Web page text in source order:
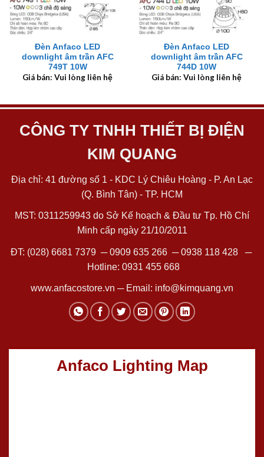
Đèn Anfaco LED
downlight âm trần AFC
749T 10W
Giá bán: Vui lòng liên hệ
Đèn Anfaco LED
downlight âm trần AFC
744D 10W
Giá bán: Vui lòng liên hệ
CÔNG TY TNHH THIẾT BỊ ĐIỆN
KIM QUANG
Địa chỉ: 41 đường số 1 - KDC Lý Chiêu Hoàng - P. An Lạc
(Q. Bình Tân) - TP. HCM
MST: 0311259943 do Sở Kế hoạch & Đầu tư Tp. Hồ Chí
Minh cấp ngày 21/10/2011
ĐT: (028) 6681 7379 ─0909 635 266─0938 118 428─
Hotline: 0931 455 668
www.anfacostore.vn ─ Email: info@kimquang.vn
Anfaco Lighting Map